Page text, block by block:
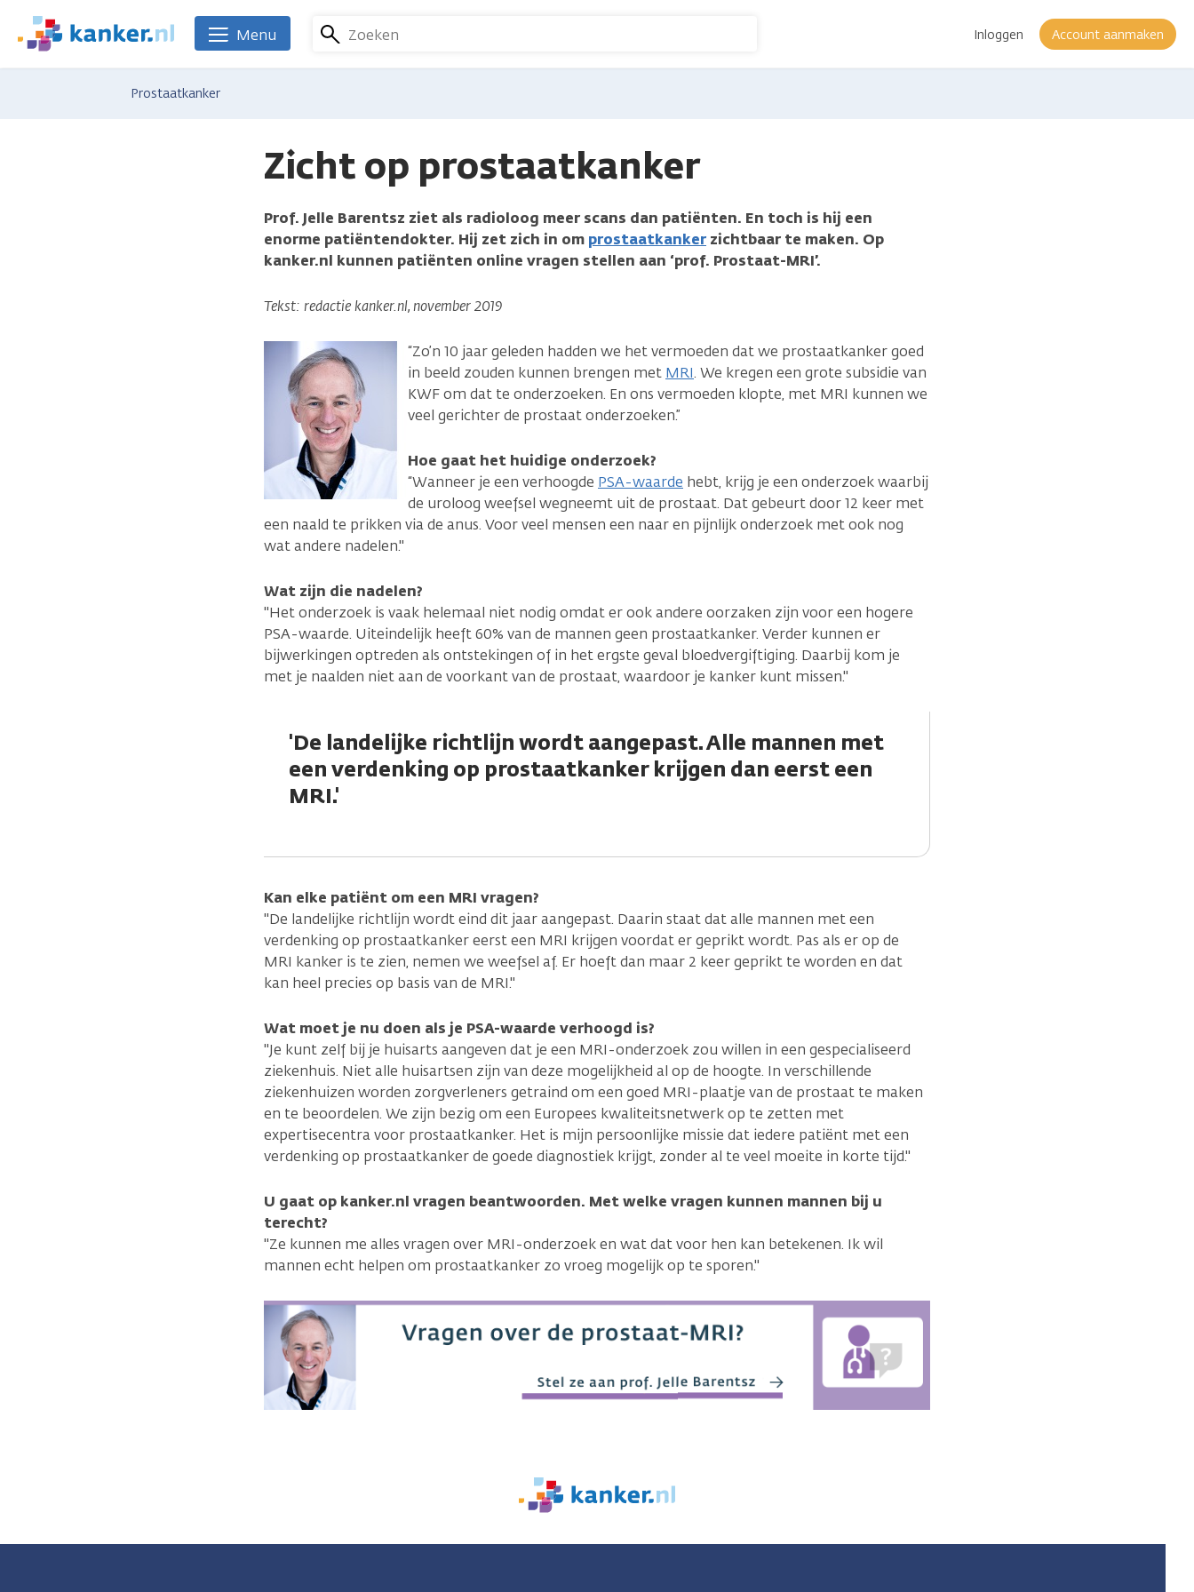
naar
We
zijn
Zoeken Inloggen Account aanmaken
Menu
Prostaatkanker
Zicht op prostaatkanker
Prof. Jelle Barentsz ziet als radioloog meer scans dan patiënten. En toch is hij een
enorme patiëntendokter. Hij zet zich in om prostaatkanker zichtbaar te maken. Op
kanker.nl kunnen patiënten online vragen stellen aan ‘prof. Prostaat-MRI’.
Tekst: redactie kanker.nl, november 2019
“Zo’n 10 jaar geleden hadden we het vermoeden dat we prostaatkanker goed
in beeld zouden kunnen brengen met MRI. We kregen een grote subsidie van
KWF om dat te onderzoeken. En ons vermoeden klopte, met MRI kunnen we
veel gerichter de prostaat onderzoeken.”
Hoe gaat het huidige onderzoek?
“Wanneer je een verhoogde PSA-waarde hebt, krijg je een onderzoek waarbij
de uroloog weefsel wegneemt uit de prostaat. Dat gebeurt door 12 keer met
een naald te prikken via de anus. Voor veel mensen een naar en pijnlijk onderzoek met ook nog
wat andere nadelen."
Wat zijn die nadelen?
"Het onderzoek is vaak helemaal niet nodig omdat er ook andere oorzaken zijn voor een hogere
PSA-waarde. Uiteindelijk heeft 60% van de mannen geen prostaatkanker. Verder kunnen er
bijwerkingen optreden als ontstekingen of in het ergste geval bloedvergiftiging. Daarbij kom je
met je naalden niet aan de voorkant van de prostaat, waardoor je kanker kunt missen."
'De landelijke richtlijn wordt aangepast. Alle mannen met
een verdenking op prostaatkanker krijgen dan eerst een
MRI.'
Kan elke patiënt om een MRI vragen?
"De landelijke richtlijn wordt eind dit jaar aangepast. Daarin staat dat alle mannen met een
verdenking op prostaatkanker eerst een MRI krijgen voordat er geprikt wordt. Pas als er op de
MRI kanker is te zien, nemen we weefsel af. Er hoeft dan maar 2 keer geprikt te worden en dat
kan heel precies op basis van de MRI."
Wat moet je nu doen als je PSA-waarde verhoogd is?
"Je kunt zelf bij je huisarts aangeven dat je een MRI-onderzoek zou willen in een gespecialiseerd
ziekenhuis. Niet alle huisartsen zijn van deze mogelijkheid al op de hoogte. In verschillende
ziekenhuizen worden zorgverleners getraind om een goed MRI-plaatje van de prostaat te maken
en te beoordelen. We zijn bezig om een Europees kwaliteitsnetwerk op te zetten met
expertisecentra voor prostaatkanker. Het is mijn persoonlijke missie dat iedere patiënt met een
verdenking op prostaatkanker de goede diagnostiek krijgt, zonder al te veel moeite in korte tijd."
U gaat op kanker.nl vragen beantwoorden. Met welke vragen kunnen mannen bij u
terecht?
"Ze kunnen me alles vragen over MRI-onderzoek en wat dat voor hen kan betekenen. Ik wil
mannen echt helpen om prostaatkanker zo vroeg mogelijk op te sporen."
We
er